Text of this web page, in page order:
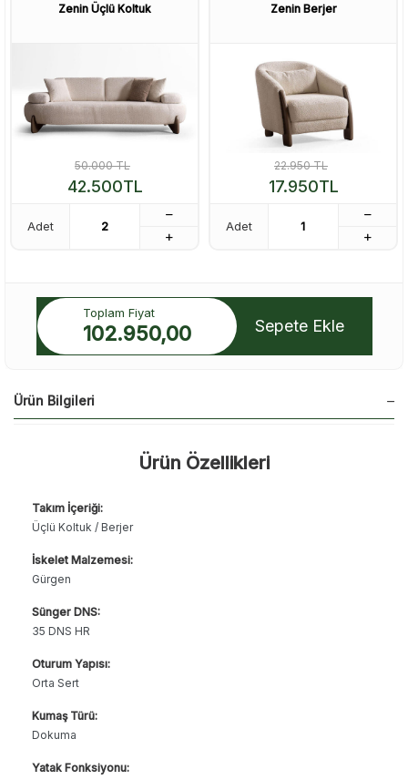
Zenin Üçlü Koltuk
50.000TL
42.500TL
Adet
Zenin Berjer
22.950TL
17.950TL
Adet
Toplam Fiyat
102.950,00 Sepete Ekle
Ürün Bilgileri
Ürün Özellikleri
Takım İçeriği:
Üçlü Koltuk / Berjer
İskelet Malzemesi:
Gürgen
Sünger DNS:
35 DNS HR
Oturum Yapısı:
Orta Sert
Kumaş Türü:
Dokuma
Yatak Fonksiyonu: